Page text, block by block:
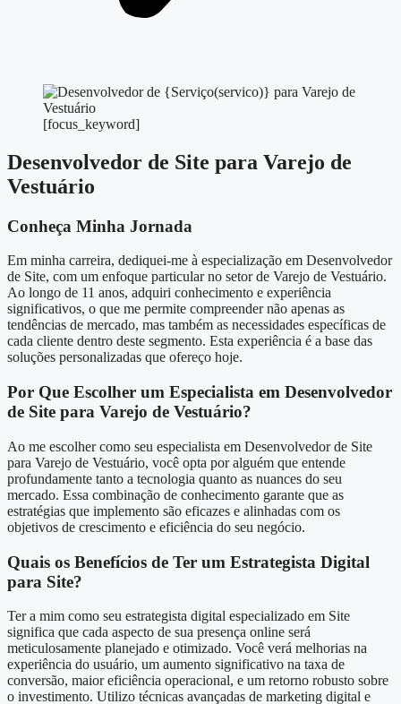
[focus_keyword]
Desenvolvedor de Site para Varejo de
Vestuário
Conheça Minha Jornada
Em minha carreira, dediquei-me à especialização em Desenvolvedor
de Site, com um enfoque particular no setor de Varejo de Vestuário.
Ao longo de 11 anos, adquiri conhecimento e experiência
significativos, o que me permite compreender não apenas as
tendências de mercado, mas também as necessidades específicas de
cada cliente dentro deste segmento. Esta experiência é a base das
soluções personalizadas que ofereço hoje.
Por Que Escolher um Especialista em Desenvolvedor
de Site para Varejo de Vestuário?
Ao me escolher como seu especialista em Desenvolvedor de Site
para Varejo de Vestuário, você opta por alguém que entende
profundamente tanto a tecnologia quanto as nuances do seu
mercado. Essa combinação de conhecimento garante que as
estratégias que implemento são eficazes e alinhadas com os
objetivos de crescimento e eficiência do seu negócio.
Quais os Benefícios de Ter um Estrategista Digital
para Site?
Ter a mim como seu estrategista digital especializado em Site
significa que cada aspecto de sua presença online será
meticulosamente planejado e otimizado. Você verá melhorias na
experiência do usuário, um aumento significativo na taxa de
conversão, maior eficiência operacional, e um retorno robusto sobre
o investimento. Utilizo técnicas avançadas de marketing digital e